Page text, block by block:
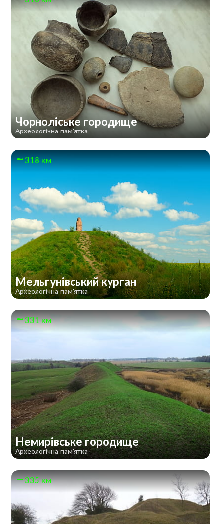
Чорноліське городище
Археологічна пам'ятка
318 км
Мельгунівський курган
Археологічна пам'ятка
331 км
Немирівське городище
Археологічна пам'ятка
335 км